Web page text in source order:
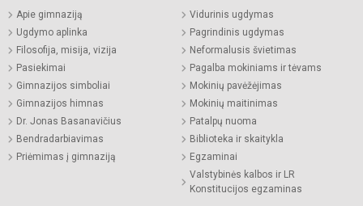
Apie gimnaziją
Ugdymo aplinka
Filosofija, misija, vizija
Pasiekimai
Gimnazijos simboliai
Gimnazijos himnas
Dr. Jonas Basanavičius
Bendradarbiavimas
Priėmimas į gimnaziją
Vidurinis ugdymas
Pagrindinis ugdymas
Neformalusis švietimas
Pagalba mokiniams ir tėvams
Mokinių pavėžėjimas
Mokinių maitinimas
Patalpų nuoma
Biblioteka ir skaitykla
Egzaminai
Valstybinės kalbos ir LR
Konstitucijos egzaminas